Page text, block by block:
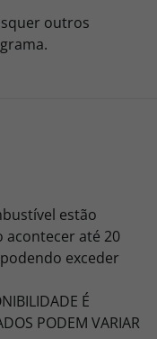
outros
estão
acontecer até 20
exceder
É
PODEM VARIAR